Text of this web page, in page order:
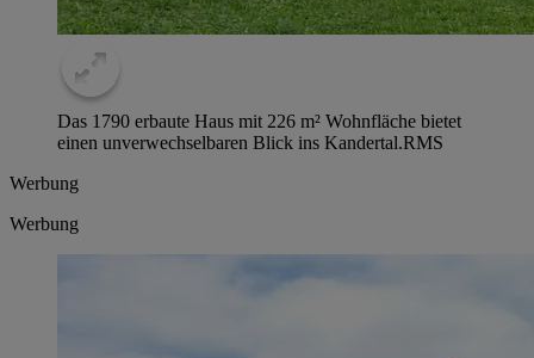
Das 1790 erbaute Haus mit 226 m² Wohnfläche bietet
einen unverwechselbaren Blick ins Kandertal.RMS
Werbung
Werbung